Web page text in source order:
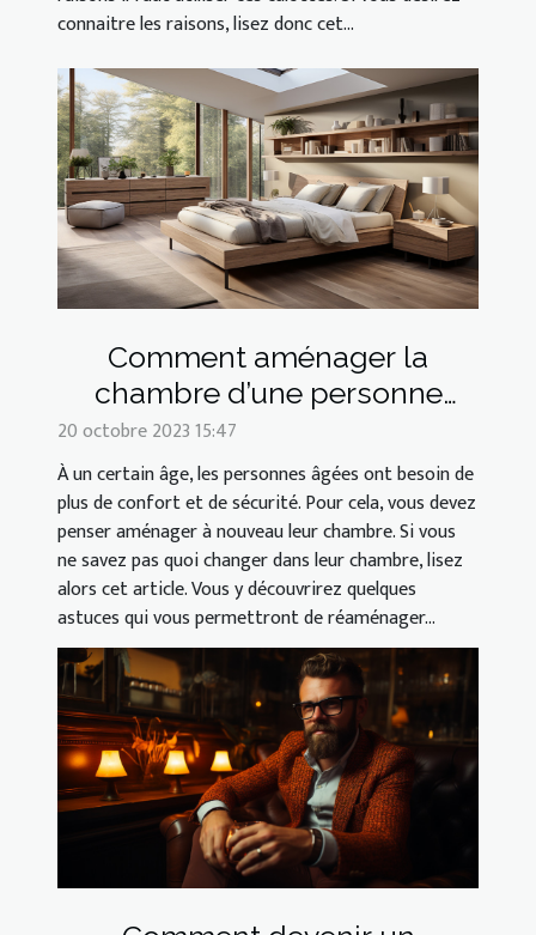
connaitre les raisons, lisez donc cet...
Comment aménager la
chambre d’une personne
âgée ?
20 octobre 2023 15:47
À un certain âge, les personnes âgées ont besoin de
plus de confort et de sécurité. Pour cela, vous devez
penser aménager à nouveau leur chambre. Si vous
ne savez pas quoi changer dans leur chambre, lisez
alors cet article. Vous y découvrirez quelques
astuces qui vous permettront de réaménager...